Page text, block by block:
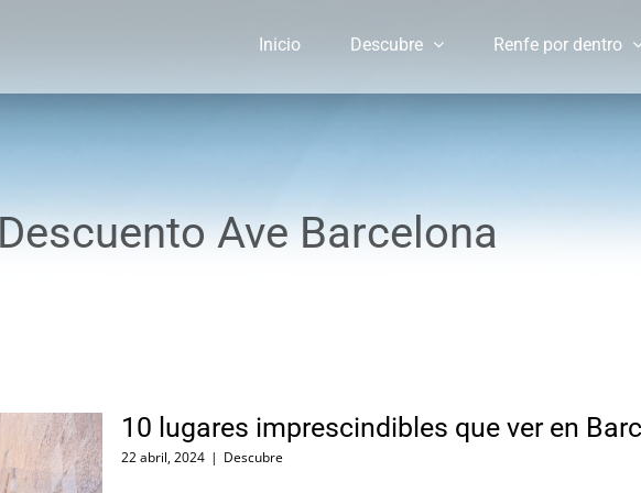
Inicio Descubre Renfe por dentro
Ave Barcelona
10 lugares imprescindibles que ver en
22 abril, 2024 | Descubre